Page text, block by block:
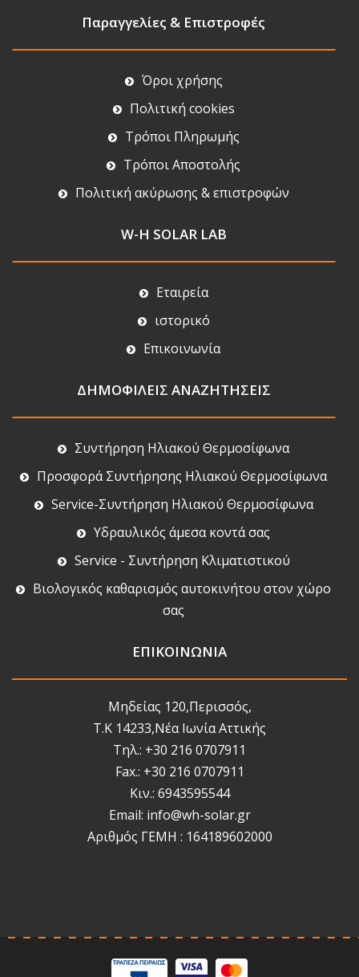
Παραγγελίες & Επιστροφές
Όροι χρήσης
Πολιτική cookies
Τρόποι Πληρωμής
Τρόποι Αποστολής
Πολιτική ακύρωσης & επιστροφών
W-H SOLAR LAB
Εταιρεία
ιστορικό
Επικοινωνία
ΔΗΜΟΦΙΛΕΙΣ ΑΝΑΖΗΤΗΣΕΙΣ
Συντήρηση Ηλιακού Θερμοσίφωνα
Προσφορά Συντήρησης Ηλιακού Θερμοσίφωνα
Service-Συντήρηση Ηλιακού Θερμοσίφωνα
Υδραυλικός άμεσα κοντά σας
Service - Συντήρηση Κλιματιστικού
Βιολογικός καθαρισμός αυτοκινήτου στον χώρο
σας
ΕΠΙΚΟΙΝΩΝΙΑ
Μηδείας 120,Περισσός,
Τ.Κ 14233,Νέα Ιωνία Αττικής
Τηλ.: +30 216 0707911
Fax.: +30 216 0707911
Κιν.: 6943595544
Email: info@wh-solar.gr
Αριθμός ΓΕΜΗ : 164189602000